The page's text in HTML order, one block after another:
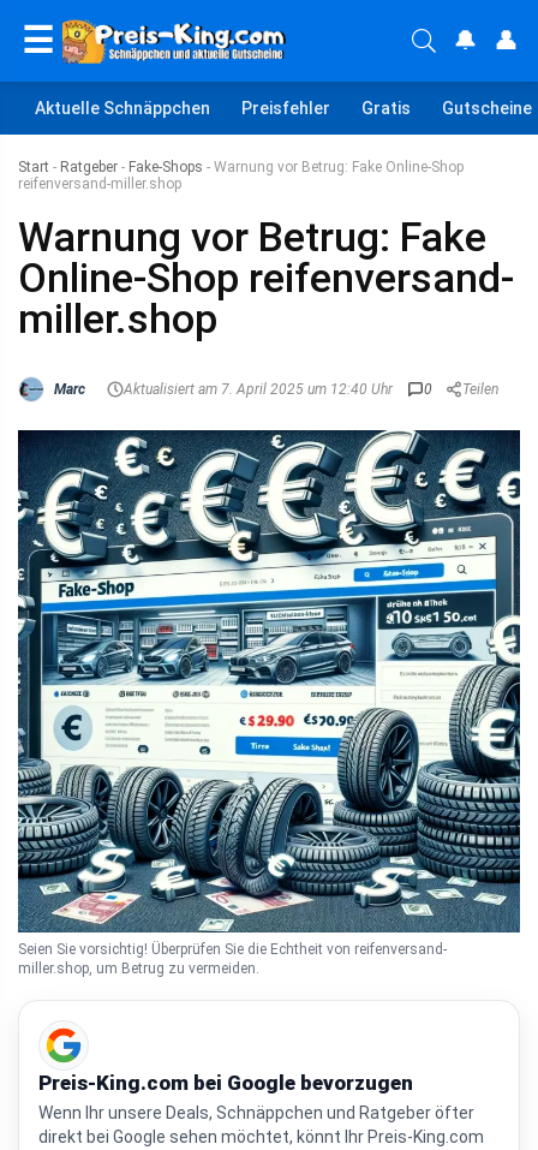
☰ 🔔 👤
Aktuelle Schnäppchen Preisfehler Gratis Gutscheine
Start - Ratgeber - Fake-Shops - Warnung vor Betrug: Fake Online-Shop
reifenversand-miller.shop
Warnung vor Betrug: Fake
Online-Shop reifenversand-
miller.shop
Marc Aktualisiert am 7. April 2025 um 12:40 Uhr 0 Teilen
Seien Sie vorsichtig! Überprüfen Sie die Echtheit von reifenversand-
miller.shop, um Betrug zu vermeiden.
Preis-King.com bei Google bevorzugen
Wenn Ihr unsere Deals, Schnäppchen und Ratgeber öfter
direkt bei Google sehen möchtet, könnt Ihr Preis-King.com